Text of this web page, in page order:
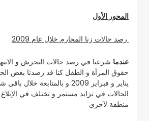
المحور الأول
رصد حالات زنا المحارم خلال عام 2009
عندما شرعنا في رصد حالات التحرش و
حقوق المرأة و الطفل كنا قد رصدنا بعض
يناير و فبراير 2009 و بالمتابعة
الحالات في تزايد مستمر و تختلف في
منطقة لآخري